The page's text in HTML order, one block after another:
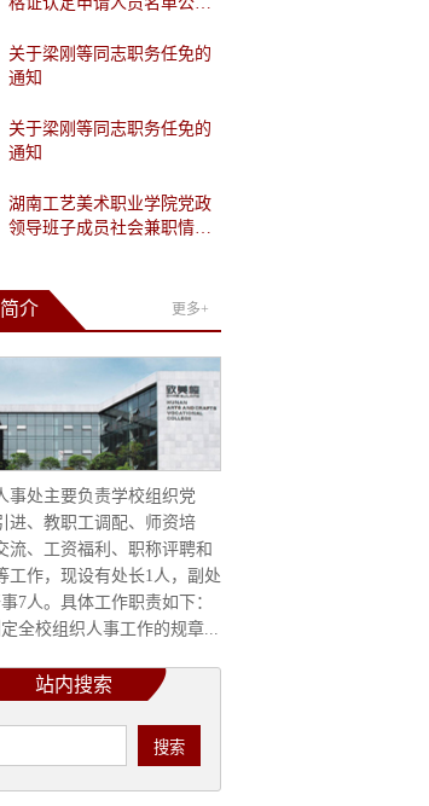
关于梁刚等同志职务任免的
通知
关于梁刚等同志职务任免的
通知
湖南工艺美术职业学院党政
领导班子成员社会兼职情…
更多+
介
事处主要负责学校组织党
进、教职工调配、师资培
流、工资福利、职称评聘和
工作，现设有处长1人，副处
7人。具体工作职责如下：
全校组织人事工作的规章...
站内搜索